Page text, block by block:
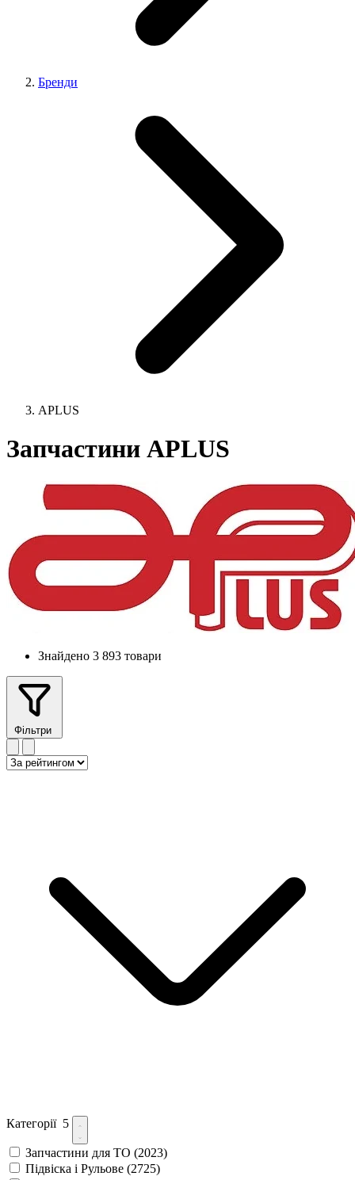
Бренди
APLUS
Запчастини APLUS
Знайдено 3 893 товари
Фільтри
Категорії 5
Запчастини для ТО (2023)
Підвіска і Рульове (2725)